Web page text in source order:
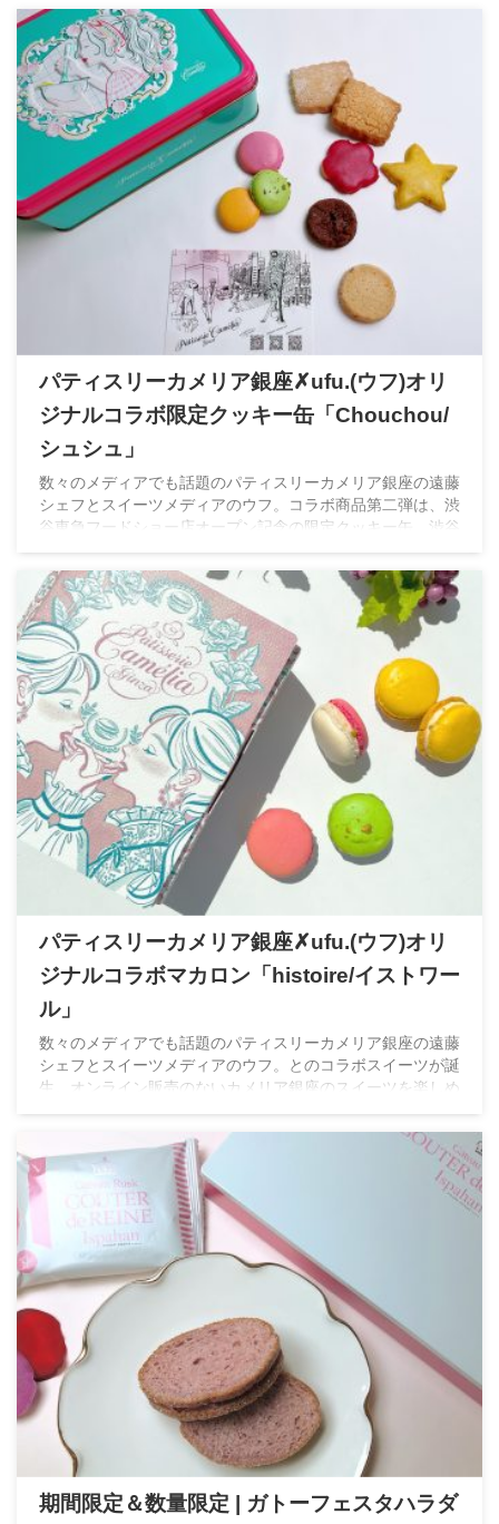
パティスリーカメリア銀座✗ufu.(ウフ)オリ
ジナルコラボ限定クッキー缶「Chouchou/
シュシュ」
数々のメディアでも話題のパティスリーカメリア銀座の遠藤
シェフとスイーツメディアのウフ。コラボ商品第二弾は、渋
谷東急フードショー店オープン記念の限定クッキー缶。渋谷
パティスリーカメリア銀座✗ufu.(ウフ)オリ
ジナルコラボマカロン「histoire/イストワー
ル」
数々のメディアでも話題のパティスリーカメリア銀座の遠藤
シェフとスイーツメディアのウフ。とのコラボスイーツが誕
生。オンライン販売のないカメリア銀座のスイーツを楽しめ
期間限定＆数量限定 | ガトーフェスタハラダ